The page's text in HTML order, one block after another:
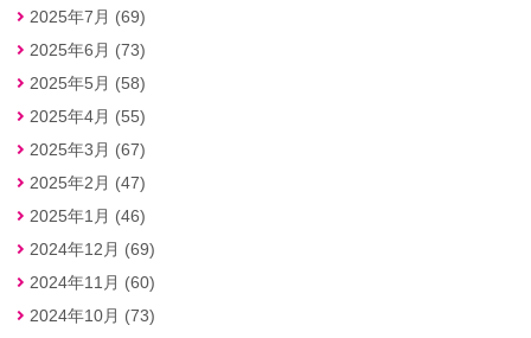
2025年7月 (69)
2025年6月 (73)
2025年5月 (58)
2025年4月 (55)
2025年3月 (67)
2025年2月 (47)
2025年1月 (46)
2024年12月 (69)
2024年11月 (60)
2024年10月 (73)